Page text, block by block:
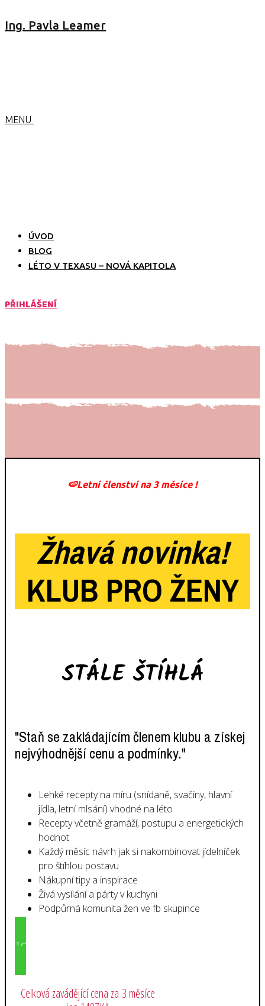
Ing. Pavla Leamer
MENU
ÚVOD
BLOG
LÉTO V TEXASU – NOVÁ KAPITOLA
PŘIHLÁŠENÍ
🍉Letní členství na 3 měsíce !
Žhavá novinka!
KLUB PRO ŽENY
STÁLE ŠTÍHLÁ
"Staň se zakládajícím členem klubu a získej
nejvýhodnější cenu a podmínky."
Lehké recepty na míru (snídaně, svačiny, hlavní
jídla, letní mlsání) vhodné na léto
Recepty včetně gramáží, postupu a energetických
hodnot
Každý měsíc návrh jak si nakombinovat jídelníček
pro štíhlou postavu
Nákupní tipy a inspirace
Živá vysílání a párty v kuchyni
Podpůrná komunita žen ve fb skupince
TO CHCI ZA 499KČ MĚSÍČNĚ!
Celková zavádějící cena za 3 měsíce